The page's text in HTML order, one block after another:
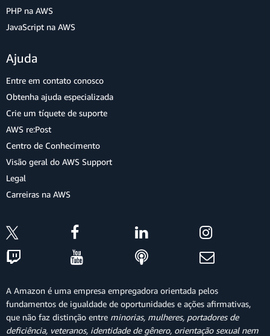
PHP na AWS
JavaScript na AWS
Ajuda
Entre em contato conosco
Obtenha ajuda especializada
Crie um tíquete de suporte
AWS re:Post
Centro de Conhecimento
Visão geral do AWS Support
Legal
Carreiras na AWS
A Amazon é uma empresa empregadora orientada pelos
fundamentos de igualdade de oportunidades e ações afirmativas,
que não faz distinção entre minorias, mulheres, portadores de
deficiência, veteranos, identidade de gênero, orientação sexual nem